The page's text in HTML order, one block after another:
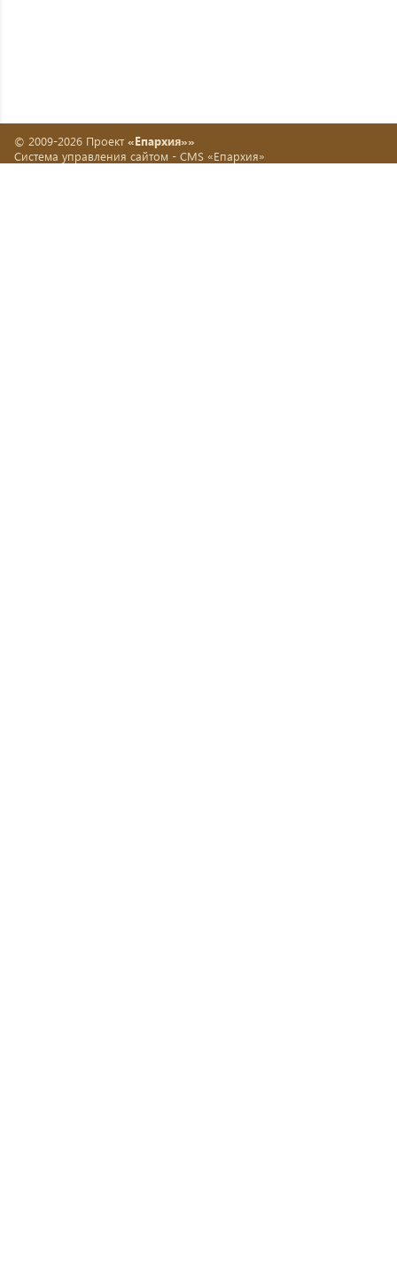
© 2009-2026 Проект «Епархия»»
Система управления сайтом - CMS «Епархия»